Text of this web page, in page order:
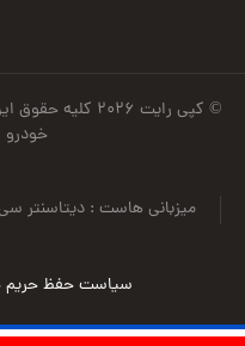
© کپی رایت ۲۰۲۶
خودرو
میزبانی هاست : دیتاسنتر
سیاست حفظ